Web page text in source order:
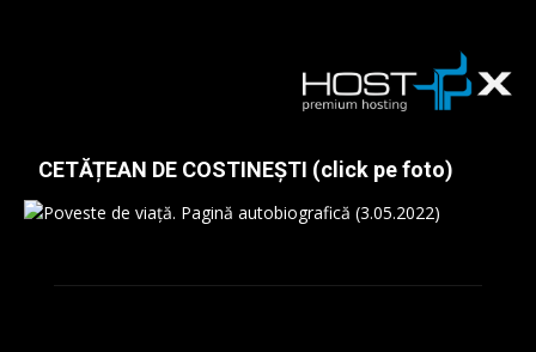
CETĂȚEAN DE COSTINEȘTI (click pe foto)